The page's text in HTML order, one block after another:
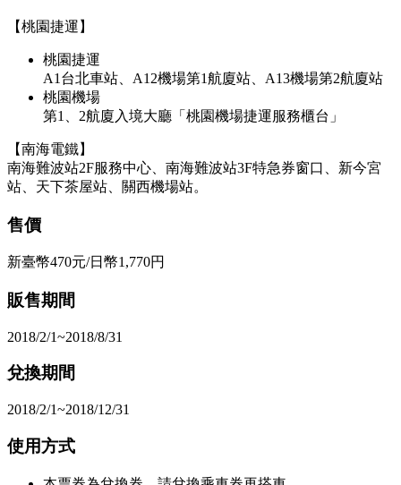
【桃園捷運】
桃園捷運
A1台北車站、A12機場第1航廈站、A13機場第2航廈站
桃園機場
第1、2航廈入境大廳「桃園機場捷運服務櫃台」
【南海電鐵】
南海難波站2F服務中心、南海難波站3F特急券窗口、新今宮
站、天下茶屋站、關西機場站。
售價
新臺幣470元/日幣1,770円
販售期間
2018/2/1~2018/8/31
兌換期間
2018/2/1~2018/12/31
使用方式